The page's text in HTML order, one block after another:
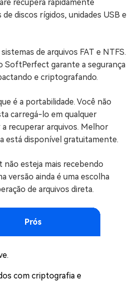
recupera rapidamente
discos rígidos, unidades USB e
de arquivos FAT e NTFS.
SoftPerfect garante a segurança
e criptografando.
é a portabilidade. Você não
carregá-lo em qualquer
recuperar arquivos. Melhor
está disponível gratuitamente.
esteja mais recebendo
versão ainda é uma escolha
de arquivos direta.
Prós
com criptografia e